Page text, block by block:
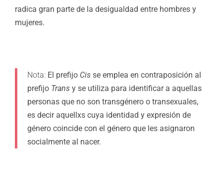
radica gran parte de la desigualdad entre hombres y
mujeres.
Nota: El prefijo Cis se emplea en contraposición al
prefijo Trans y se utiliza para identificar a aquellas
personas que no son transgénero o transexuales,
es decir aquellxs cuya identidad y expresión de
género coincide con el género que les asignaron
socialmente al nacer.